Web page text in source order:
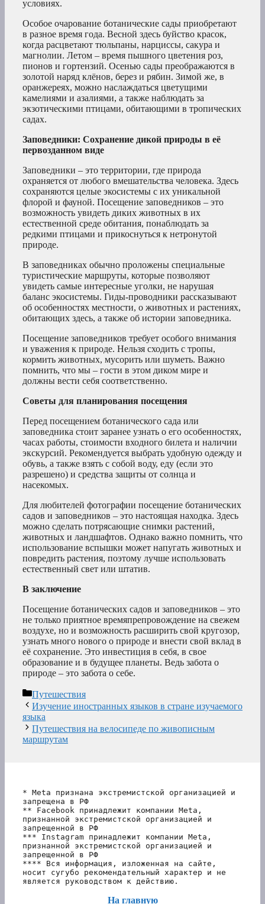
условиях.
Особое очарование ботанические сады приобретают
в разное время года. Весной здесь буйство красок,
когда расцветают тюльпаны, нарциссы, сакура и
магнолии. Летом – время пышного цветения роз,
пионов и гортензий. Осенью сады преображаются в
золотой наряд клёнов, берез и рябин. Зимой же, в
оранжереях, можно наслаждаться цветущими
камелиями и азалиями, а также наблюдать за
экзотическими птицами, обитающими в тропических
садах.
Заповедники: Сохранение дикой природы в её
первозданном виде
Заповедники – это территории, где природа
охраняется от любого вмешательства человека. Здесь
сохраняются целые экосистемы с их уникальной
флорой и фауной. Посещение заповедников – это
возможность увидеть диких животных в их
естественной среде обитания, понаблюдать за
редкими птицами и прикоснуться к нетронутой
природе.
В заповедниках обычно проложены специальные
туристические маршруты, которые позволяют
увидеть самые интересные уголки, не нарушая
баланс экосистемы. Гиды-проводники рассказывают
об особенностях местности, о животных и растениях,
обитающих здесь, а также об истории заповедника.
Посещение заповедников требует особого внимания
и уважения к природе. Нельзя сходить с тропы,
кормить животных, мусорить или шуметь. Важно
помнить, что мы – гости в этом диком мире и
должны вести себя соответственно.
Советы для планирования посещения
Перед посещением ботанического сада или
заповедника стоит заранее узнать о его особенностях,
часах работы, стоимости входного билета и наличии
экскурсий. Рекомендуется выбрать удобную одежду и
обувь, а также взять с собой воду, еду (если это
разрешено) и средства защиты от солнца и
насекомых.
Для любителей фотографии посещение ботанических
садов и заповедников – это настоящая находка. Здесь
можно сделать потрясающие снимки растений,
животных и ландшафтов. Однако важно помнить, что
использование вспышки может напугать животных и
повредить растения, поэтому лучше использовать
естественный свет или штатив.
В заключение
Посещение ботанических садов и заповедников – это
не только приятное времяпрепровождение на свежем
воздухе, но и возможность расширить свой кругозор,
узнать много нового о природе и внести свой вклад в
её сохранение. Это инвестиция в себя, в свое
образование и в будущее планеты. Ведь забота о
природе – это забота о себе.
Рубрики
Путешествия
Изучение иностранных языков в стране изучаемого
языка
Путешествия на велосипеде по живописным
маршрутам
* Meta признана экстремистской организацией и
запрещена в РФ
** Facebook принадлежит компании Meta,
признанной экстремистской организацией и
запрещенной в РФ
*** Instagram принадлежит компании Meta,
признанной экстремистской организацией и
запрещенной в РФ
**** Вся информация, изложенная на сайте,
носит сугубо рекомендательный характер и не
является руководством к действию.
На главную